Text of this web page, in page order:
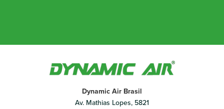
Dynamic Air Brasil
Av. Mathias Lopes, 5821